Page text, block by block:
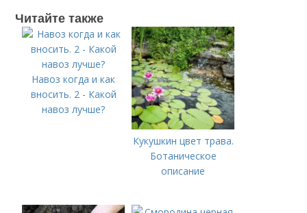
Читайте также
Навоз когда и как
вносить. 2 - Какой
навоз лучше?
Кукушкин цвет трава.
Ботаническое
описание